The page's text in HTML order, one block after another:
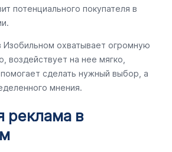
потенциального покупателя в
Изобильном охватывает огромную
воздействует на нее мягко,
сделать нужный выбор, а
мнения.
реклама в